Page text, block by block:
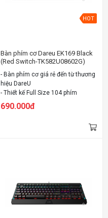
HOT
Bàn phím cơ Dareu EK169 Black
(Red Switch-TK582U08602G)
(USB)
- Bàn phím cơ giá rẻ đến từ thương
hiệu DareU
- Thiết kế Full Size 104 phím
- Đèn LED RGB nhiều màu
- Sử dụng "D" Switch quen thuộc
690.000đ